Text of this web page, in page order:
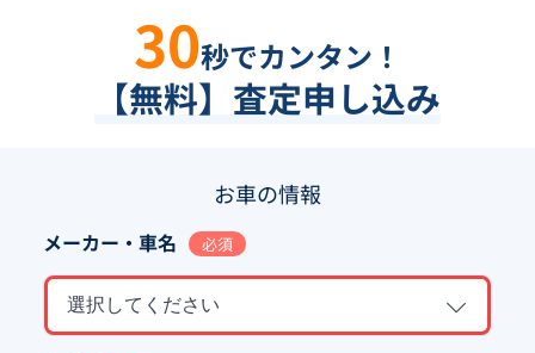
30秒でカンタン！
【無料】査定申し込み
お車の情報
メーカー・車名 必須
選択してください